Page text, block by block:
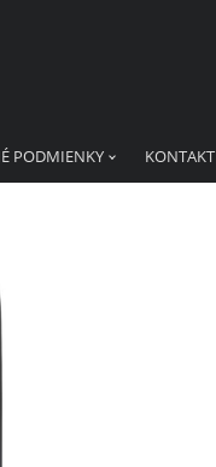
PODMIENKY KONTAKT